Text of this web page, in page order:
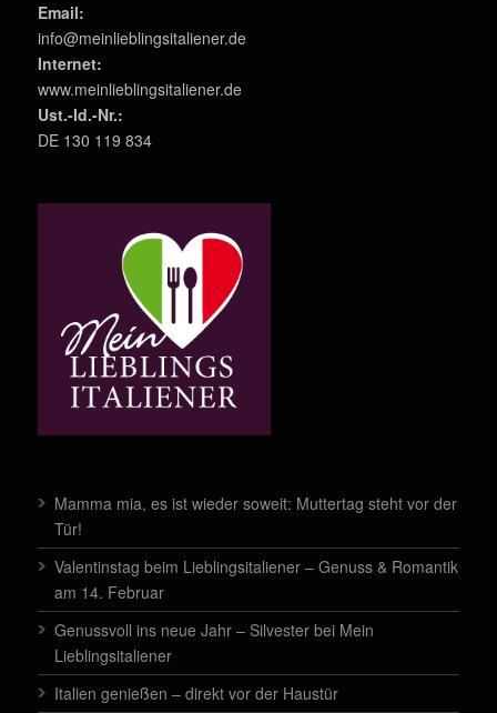
Email:
info@meinlieblingsitaliener.de
Internet:
www.meinlieblingsitaliener.de
Ust.-Id.-Nr.:
DE 130 119 834
Mamma mia, es ist wieder soweit: Muttertag steht vor der
Tür!
Valentinstag beim Lieblingsitaliener – Genuss & Romantik
am 14. Februar
Genussvoll ins neue Jahr – Silvester bei Mein
Lieblingsitaliener
Italien genießen – direkt vor der Haustür